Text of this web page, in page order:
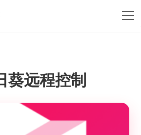
葵远程控制